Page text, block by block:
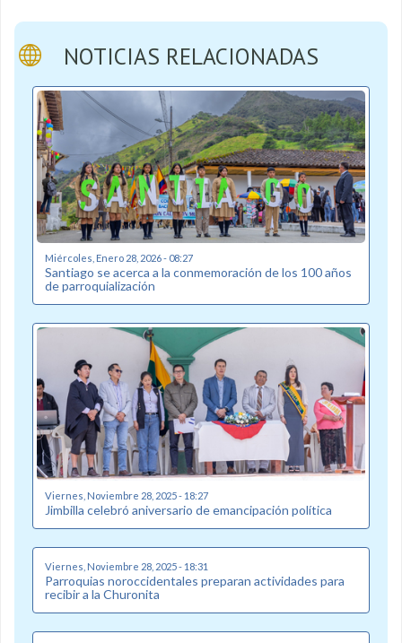
NOTICIAS RELACIONADAS
Miércoles, Enero 28, 2026 - 08:27
Santiago se acerca a la conmemoración de los 100 años
de parroquialización
Viernes, Noviembre 28, 2025 - 18:27
Jimbilla celebró aniversario de emancipación política
Viernes, Noviembre 28, 2025 - 18:31
Parroquias noroccidentales preparan actividades para
recibir a la Churonita